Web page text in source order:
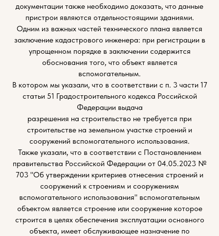
документации также необходимо доказать, что данные
пристрои являются отдельностоящими зданиями.
Одним из важных частей технического плана является
заключение кадастрового инженера: при регистрации в
упрощенном порядке в заключении содержится
обоснования того, что объект является
вспомогательным.
В котором мы указали, что в соответствии с п. 3 части 17
статьи 51 Градостроительного кодекса Российской
Федерации выдача
разрешения на строительство не требуется при
строительстве на земельном участке строений и
сооружений вспомогательного использования.
Также указали, что в соответствии с Постановлением
правительства Российской Федерации от 04.05.2023 №
703 "Об утверждении критериев отнесения строений и
сооружений к строениям и сооружениям
вспомогательного использования" вспомогательным
объектом является строение или сооружение которое
строится в целях обеспечения эксплуатации основного
объекта, имеет обслуживающее назначение по